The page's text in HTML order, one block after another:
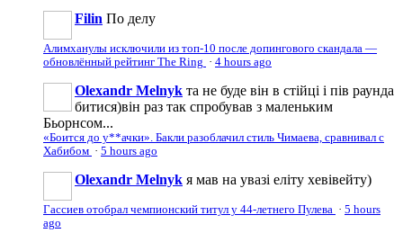
Filin По делу
Алимханулы исключили из топ-10 после допингового скандала —
обновлённый рейтинг The Ring · 4 hours ago
Olexandr Melnyk та не буде він в стійці і пів раунда
битися)він раз так спробував з маленьким
Бьорнсом...
«Боится до у**ачки». Бакли разоблачил стиль Чимаева, сравнивал с
Хабибом · 5 hours ago
Olexandr Melnyk я мав на увазі еліту хевівейту)
Гассиев отобрал чемпионский титул у 44-летнего Пулева · 5 hours
ago